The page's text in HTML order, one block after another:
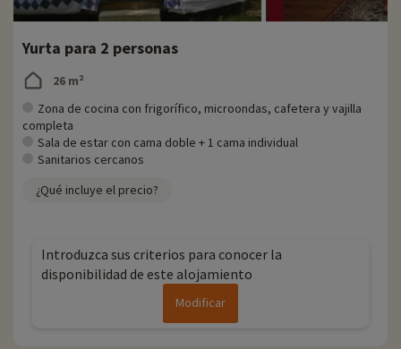
Yurta para 2 personas
26 m²
Zona de cocina con frigorífico, microondas, cafetera y vajilla
completa
Sala de estar con cama doble + 1 cama individual
Sanitarios cercanos
¿Qué incluye el precio?
Introduzca sus criterios para conocer la
disponibilidad de este alojamiento
Modificar